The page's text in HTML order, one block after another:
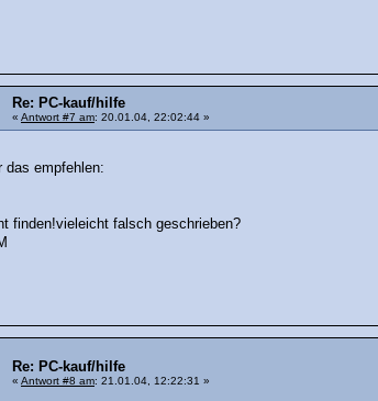
Re: PC-kauf/hilfe
« Antwort #7 am: 20.01.04, 22:02:44 »
das empfehlen:
finden!vieleicht falsch geschrieben?
Re: PC-kauf/hilfe
« Antwort #8 am: 21.01.04, 12:22:31 »